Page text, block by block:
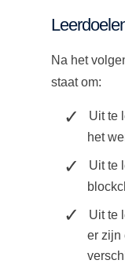
Na het
staat om:
Uit te
het
Uit te
Uit te
er zijn